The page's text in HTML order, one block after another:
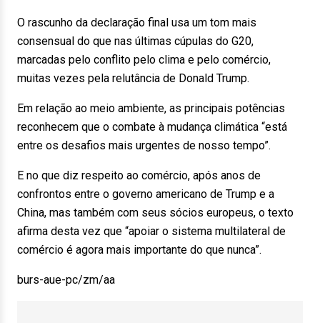
O rascunho da declaração final usa um tom mais
consensual do que nas últimas cúpulas do G20,
marcadas pelo conflito pelo clima e pelo comércio,
muitas vezes pela relutância de Donald Trump.
Em relação ao meio ambiente, as principais potências
reconhecem que o combate à mudança climática “está
entre os desafios mais urgentes de nosso tempo”.
E no que diz respeito ao comércio, após anos de
confrontos entre o governo americano de Trump e a
China, mas também com seus sócios europeus, o texto
afirma desta vez que “apoiar o sistema multilateral de
comércio é agora mais importante do que nunca”.
burs-aue-pc/zm/aa